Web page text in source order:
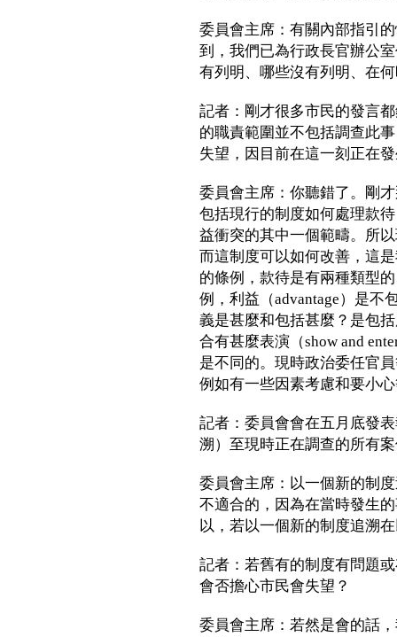
委員會主席：有關內部指引
到，我們已為行政長官辦公
有列明、哪些沒有列明、在
記者：剛才很多市民的發言
的職責範圍並不包括調查此
失望，因目前在這一刻正在
委員會主席：你聽錯了。剛
包括現行的制度如何處理款
益衝突的其中一個範疇。所
而這制度可以如何改善，這
的條例，款待是有兩種類型
例，利益（advantage）是不
義是甚麼和包括甚麼？是包
合有甚麼表演（show and
是不同的。現時政治委任官
例如有一些因素考慮和要小
記者：委員會會在五月底發
溯）至現時正在調查的所有
委員會主席：以一個新的制
不適合的，因為在當時發生
以，若以一個新的制度追溯
記者：若舊有的制度有問題
會否擔心市民會失望？
委員會主席：若然是會的話